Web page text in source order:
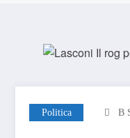
Politica B